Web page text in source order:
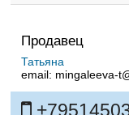
Продавец
Татьяна
email: mingaleeva-